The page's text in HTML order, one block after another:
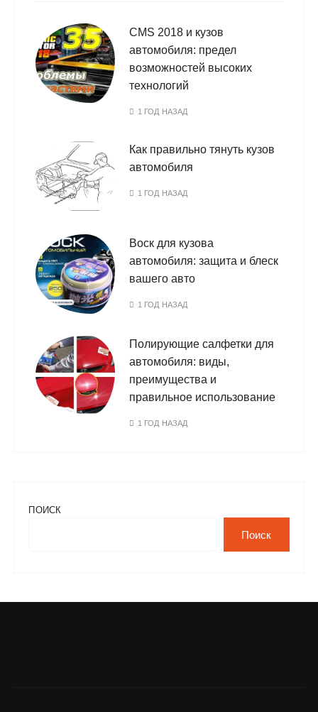
CMS 2018 и кузов
автомобиля: предел
возможностей высоких
технологий
1 ГОД НАЗАД
Как правильно тянуть кузов
автомобиля
1 ГОД НАЗАД
Воск для кузова
автомобиля: защита и блеск
вашего авто
1 ГОД НАЗАД
Полирующие салфетки для
автомобиля: виды,
преимущества и
правильное использование
1 ГОД НАЗАД
ПОИСК
Поиск